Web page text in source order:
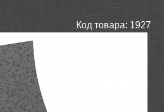
Код товара: 1927